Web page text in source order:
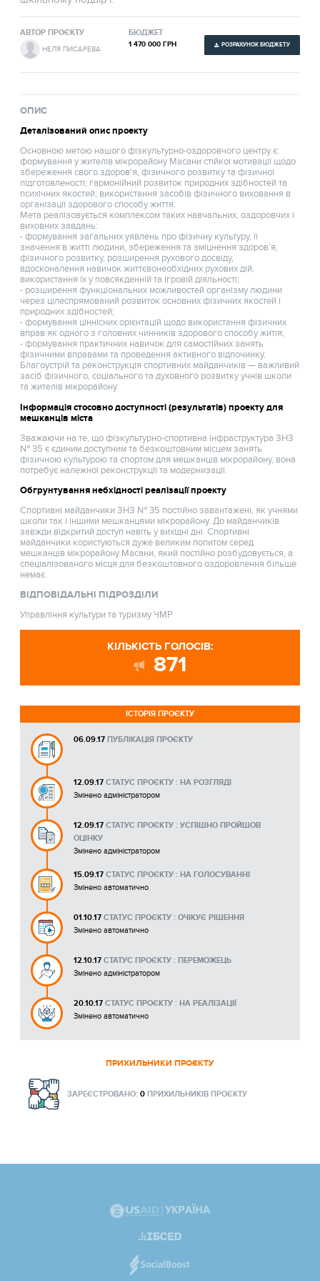
АВТОР ПРОЄКТУ
НЕЛЯ ПИСАРЕВА
БЮДЖЕТ
1 470 000 ГРН РОЗРАХУНОК БЮДЖЕТУ
ОПИС
Деталізований опис проекту
Основною метою нашого фізкультурно-оздоровчого центру є:
формування у жителів мікрорайону Масани стійкої мотивації щодо
збереження свого здоров'я, фізичного розвитку та фізичної
підготовленості; гармонійний розвиток природних здібностей та
психічних якостей; використання засобів фізичного виховання в
організації здорового способу життя.
Мета реалізовується комплексом таких навчальних, оздоровчих і
виховних завдань:
- формування загальних уявлень про фізичну культуру, її
значення в житті людини, збереження та зміцнення здоров’я,
фізичного розвитку, розширення рухового досвіду,
вдосконалення навичок життєвонеобхідних рухових дій,
використання їх у повсякденній та ігровій діяльності;
- розширення функціональних можливостей організму людини
через цілеспрямований розвиток основних фізичних якостей і
природних здібностей;
- формування ціннісних орієнтацій щодо використання фізичних
вправ як одного з головних чинників здорового способу житія;
- формування практичних навичок для самостійних занять
фізичними вправами та проведення активного відпочинку.
Благоустрій та реконструкція спортивних майданчиків — важливий
засіб фізичного, соціального та духовного розвитку учнів школи
та жителів мікрорайону
Інформація стосовно доступності (результатів) проекту для
мешканців міста
Зважаючи на те, що фізкультурно-спортивна інфраструктура ЗНЗ
№ 35 є єдиним доступним та безкоштовним місцем занять
фізичною культурою та спортом для мешканців мікрорайону, вона
потребує належної реконструкції та модернизації.
Обгрунтування небхідності реалізації проекту
Спортивні майданчики ЗНЗ № 35 постійно завантажені, як учнями
школи так і іншими мешканцями мікрорайону. До майданчиків
завжди відкритий доступ навіть у вихідні дні. Спортивні
майданчики користуються дуже великим попитом серед
мешканців мікрорайону Масани, який постійно розбудовується, а
спеціалізованого місця для безкоштовного оздоровлення більше
немає.
ВІДПОВІДАЛЬНІ ПІДРОЗДІЛИ
Управління культури та туризму ЧМР
КІЛЬКІСТЬ ГОЛОСІВ:
871
ІСТОРІЯ ПРОЄКТУ
06.09.17 ПУБЛІКАЦІЯ ПРОЄКТУ
12.09.17 СТАТУС ПРОЄКТУ : НА РОЗГЛЯДІ
Змінено адміністратором
12.09.17 СТАТУС ПРОЄКТУ : УСПІШНО ПРОЙШОВ
ОЦІНКУ
Змінено адміністратором
15.09.17 СТАТУС ПРОЄКТУ : НА ГОЛОСУВАННІ
Змінено автоматично
01.10.17 СТАТУС ПРОЄКТУ : ОЧІКУЄ РІШЕННЯ
Змінено автоматично
12.10.17 СТАТУС ПРОЄКТУ : ПЕРЕМОЖЕЦЬ
Змінено адміністратором
20.10.17 СТАТУС ПРОЄКТУ : НА РЕАЛІЗАЦІЇ
Змінено автоматично
ПРИХИЛЬНИКИ ПРОЄКТУ
ЗАРЕЄСТРОВАНО:0 ПРИХИЛЬНИКІВ ПРОЄКТУ